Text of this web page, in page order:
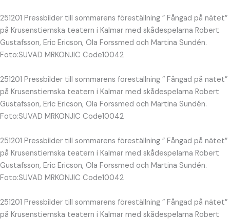
251201 Pressbilder till sommarens föreställning ” Fångad på nätet”
på Krusenstiernska teatern i Kalmar med skådespelarna Robert
Gustafsson, Eric Ericson, Ola Forssmed och Martina Sundén.
Foto:SUVAD MRKONJIC Code10042
251201 Pressbilder till sommarens föreställning ” Fångad på nätet”
på Krusenstiernska teatern i Kalmar med skådespelarna Robert
Gustafsson, Eric Ericson, Ola Forssmed och Martina Sundén.
Foto:SUVAD MRKONJIC Code10042
251201 Pressbilder till sommarens föreställning ” Fångad på nätet”
på Krusenstiernska teatern i Kalmar med skådespelarna Robert
Gustafsson, Eric Ericson, Ola Forssmed och Martina Sundén.
Foto:SUVAD MRKONJIC Code10042
251201 Pressbilder till sommarens föreställning ” Fångad på nätet”
på Krusenstiernska teatern i Kalmar med skådespelarna Robert